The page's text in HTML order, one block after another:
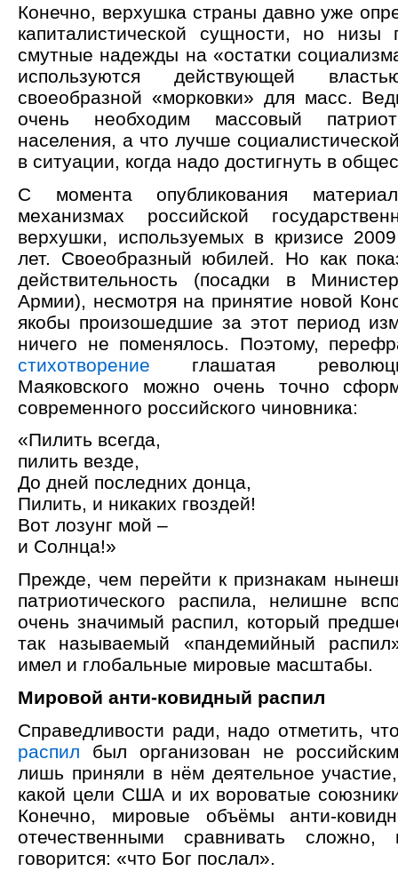
Конечно, верхушка страны давно уже
капиталистической сущности, но
смутные надежды на «остатки
используются действующей
своеобразной «морковки» для масс.
очень необходим массовый
населения, а что лучше
в ситуации, когда надо достигнуть в
С момента опубликования
механизмах российской
верхушки, используемых в кризисе
лет. Своеобразный юбилей. Но как
действительность (посадки в
Армии), несмотря на принятие новой
якобы произошедшие за этот период
ничего не поменялось. Поэтому,
стихотворение глашатая
Маяковского можно очень точно
современного российского чиновника:
«Пилить всегда,
пилить везде,
До дней последних донца,
Пилить, и никаких гвоздей!
Вот лозунг мой –
и Солнца!»
Прежде, чем перейти к признакам
патриотического распила, нелишне
очень значимый распил, который
так называемый «пандемийный
имел и глобальные мировые масштабы.
Мировой анти-ковидный распил
Справедливости ради, надо отметить,
распил был организован не
лишь приняли в нём деятельное
какой цели США и их вороватые
Конечно, мировые объёмы анти-
отечественными сравнивать
говорится: «что Бог послал».